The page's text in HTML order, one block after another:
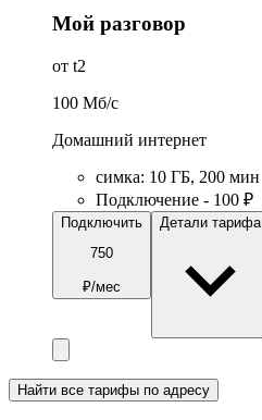
Мой разговор
от t2
100 Мб/c
Домашний интернет
симка: 10 ГБ, 200 мин
Подключение - 100 ₽
Подключить
750
₽/мес
Детали тарифа
Найти все тарифы по адресу